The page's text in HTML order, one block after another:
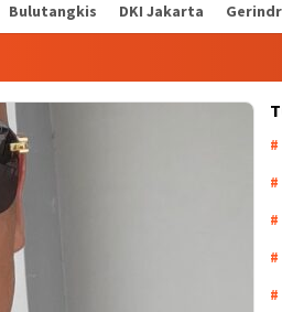
Bulutangkis DKI Jakarta